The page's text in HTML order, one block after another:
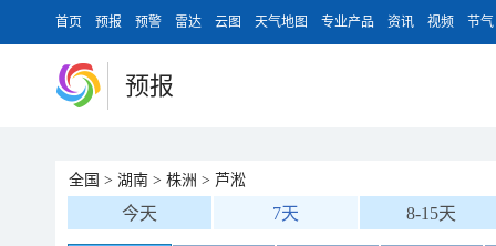
首页 预报 预警 雷达 云图 天气地图 专业产品 资讯 视频 节气
预报
全国 > 湖南 > 株洲 > 芦淞
今天 7天 8-15天